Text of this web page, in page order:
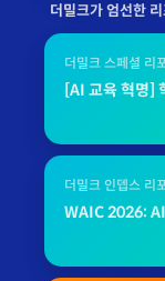
더밀크가 엄선한
더밀크 스페셜 리
[AI 교육 혁명]
더밀크 인뎁스 리
WAIC 2026: